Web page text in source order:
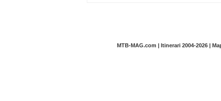
MTB-MAG.com | Itinerari 2004-2026 |